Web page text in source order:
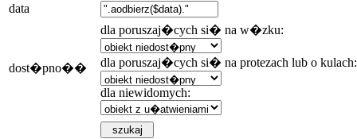
data
dost�pno��
dla poruszaj�cych si� na w�zku:
dla poruszaj�cych si� na protezach lub o kulach:
dla niewidomych: